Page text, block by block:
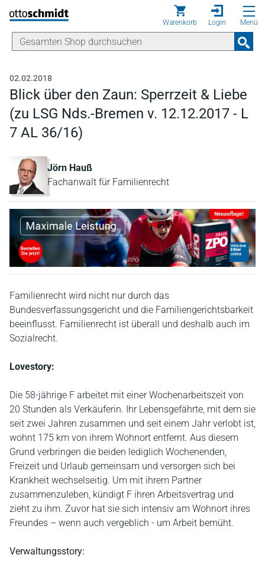
Direkt zum Inhalt
Warenkorb Login Menü
02.02.2018
Blick über den Zaun: Sperrzeit & Liebe
(zu LSG Nds.-Bremen v. 12.12.2017 - L
7 AL 36/16)
Jörn Hauß
Fachanwalt für Familienrecht
Familienrecht wird nicht nur durch das
Bundesverfassungsgericht und die Familiengerichtsbarkeit
beeinflusst. Familienrecht ist überall und deshalb auch im
Sozialrecht.
Lovestory:
Die 58-jährige F arbeitet mit einer Wochenarbeitszeit von
20 Stunden als Verkäuferin. Ihr Lebensgefährte, mit dem sie
seit zwei Jahren zusammen und seit einem Jahr verlobt ist,
wohnt 175 km von ihrem Wohnort entfernt. Aus diesem
Grund verbringen die beiden lediglich Wochenenden,
Freizeit und Urlaub gemeinsam und versorgen sich bei
Krankheit wechselseitig. Um mit ihrem Partner
zusammenzuleben, kündigt F ihren Arbeitsvertrag und
zieht zu ihm. Zuvor hat sie sich intensiv am Wohnort ihres
Freundes – wenn auch vergeblich - um Arbeit bemüht.
Verwaltungsstory: